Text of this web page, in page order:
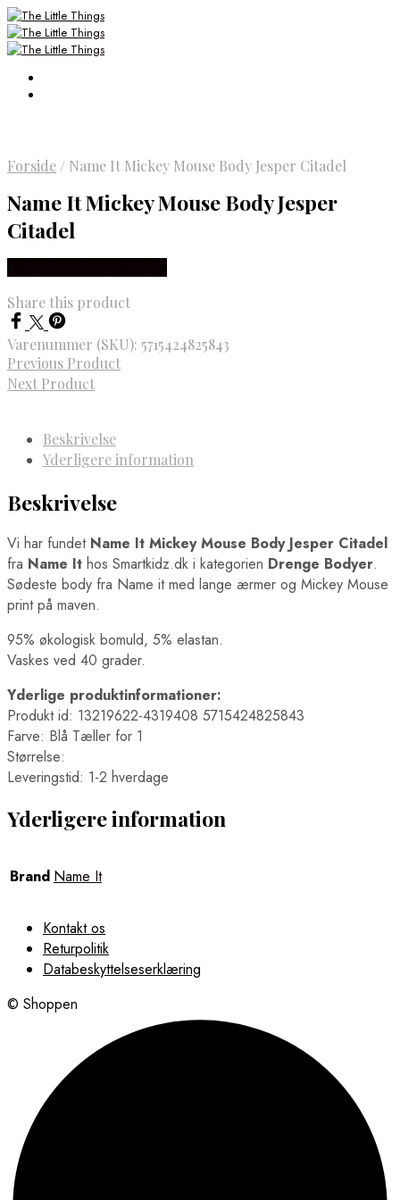
Forside / Name It Mickey Mouse Body Jesper Citadel
Name It Mickey Mouse Body Jesper
Citadel
Share this product
Varenummer (SKU): 5715424825843
Previous Product
Next Product
Beskrivelse
Yderligere information
Beskrivelse
Vi har fundet Name It Mickey Mouse Body Jesper Citadel
fra Name It hos Smartkidz.dk i kategorien Drenge Bodyer.
Sødeste body fra Name it med lange ærmer og Mickey Mouse
print på maven.
95% økologisk bomuld, 5% elastan.
Vaskes ved 40 grader.
Yderlige produktinformationer:
Produkt id: 13219622-4319408 5715424825843
Farve: Blå Tæller for 1
Størrelse:
Leveringstid: 1-2 hverdage
Yderligere information
Brand Name It
Kontakt os
Returpolitik
Databeskyttelseserklæring
© Shoppen